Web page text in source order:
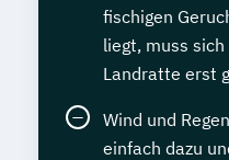
fischigen
liegt, muss sich
Landratte erst
Wind und
einfach dazu